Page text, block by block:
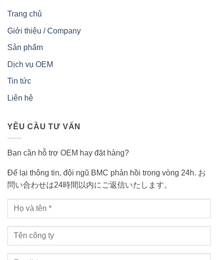
Trang chủ
Giới thiệu / Company
Sản phẩm
Dịch vụ OEM
Tin tức
Liên hệ
YÊU CẦU TƯ VẤN
Bạn cần hỗ trợ OEM hay đặt hàng?
Để lại thông tin, đội ngũ BMC phản hồi trong vòng 24h. お
問い合わせは24時間以内にご返信いたします。